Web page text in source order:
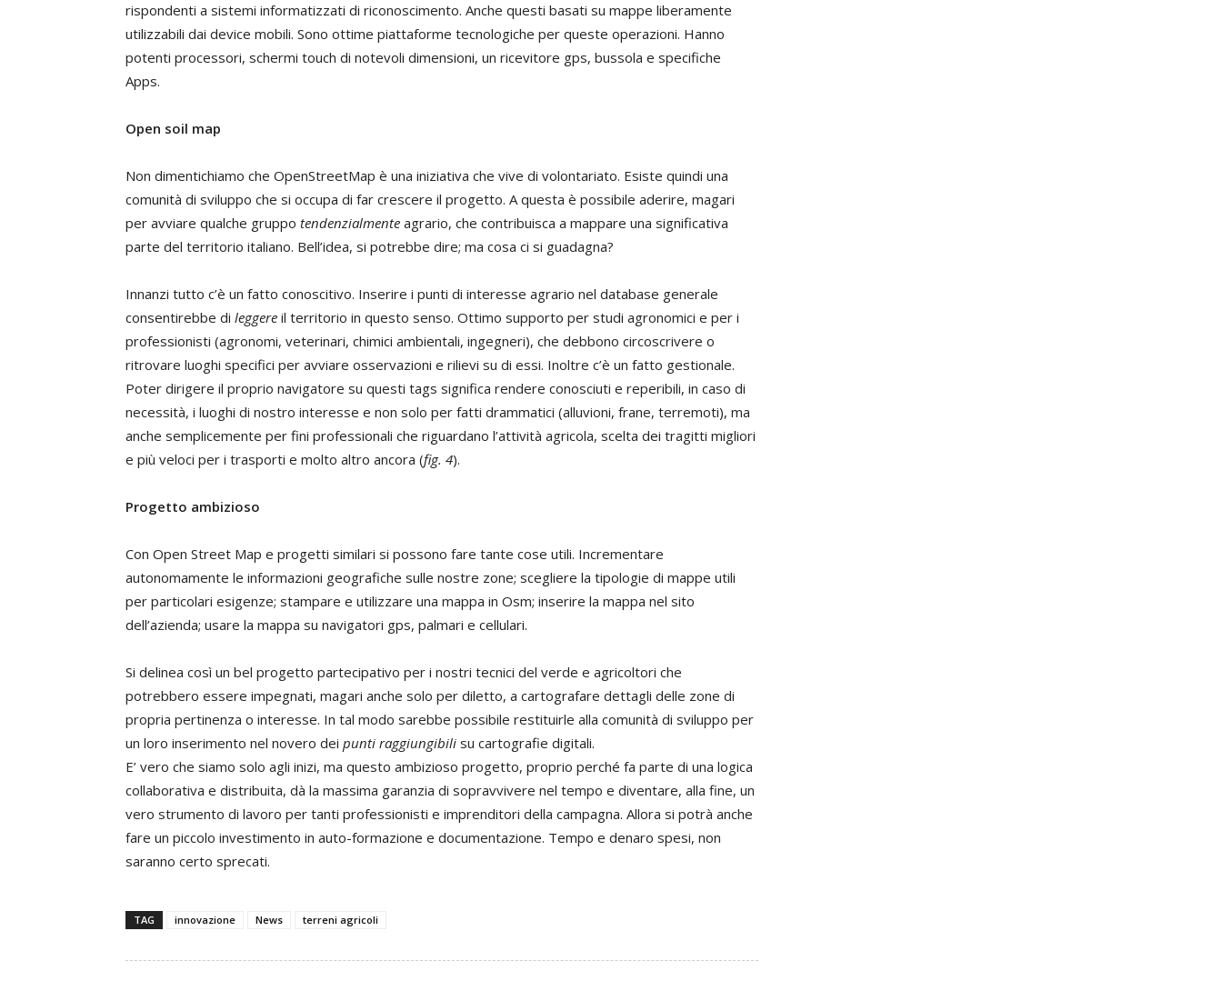
rispondenti a sistemi informatizzati di riconoscimento. Anche questi basati su mappe liberamente
utilizzabili dai device mobili. Sono ottime piattaforme tecnologiche per queste operazioni. Hanno
potenti processori, schermi touch di notevoli dimensioni, un ricevitore gps, bussola e specifiche
Apps.
Open soil map
Non dimentichiamo che OpenStreetMap è una iniziativa che vive di volontariato. Esiste quindi una
comunità di sviluppo che si occupa di far crescere il progetto. A questa è possibile aderire, magari
per avviare qualche gruppo tendenzialmente agrario, che contribuisca a mappare una significativa
parte del territorio italiano. Bell’idea, si potrebbe dire; ma cosa ci si guadagna?
Innanzi tutto c’è un fatto conoscitivo. Inserire i punti di interesse agrario nel database generale
consentirebbe di leggere il territorio in questo senso. Ottimo supporto per studi agronomici e per i
professionisti (agronomi, veterinari, chimici ambientali, ingegneri), che debbono circoscrivere o
ritrovare luoghi specifici per avviare osservazioni e rilievi su di essi. Inoltre c’è un fatto gestionale.
Poter dirigere il proprio navigatore su questi tags significa rendere conosciuti e reperibili, in caso di
necessità, i luoghi di nostro interesse e non solo per fatti drammatici (alluvioni, frane, terremoti), ma
anche semplicemente per fini professionali che riguardano l’attività agricola, scelta dei tragitti migliori
e più veloci per i trasporti e molto altro ancora (fig. 4).
Progetto ambizioso
Con Open Street Map e progetti similari si possono fare tante cose utili. Incrementare
autonomamente le informazioni geografiche sulle nostre zone; scegliere la tipologie di mappe utili
per particolari esigenze; stampare e utilizzare una mappa in Osm; inserire la mappa nel sito
dell’azienda; usare la mappa su navigatori gps, palmari e cellulari.
Si delinea così un bel progetto partecipativo per i nostri tecnici del verde e agricoltori che
potrebbero essere impegnati, magari anche solo per diletto, a cartografare dettagli delle zone di
propria pertinenza o interesse. In tal modo sarebbe possibile restituirle alla comunità di sviluppo per
un loro inserimento nel novero dei punti raggiungibili su cartografie digitali.
E’ vero che siamo solo agli inizi, ma questo ambizioso progetto, proprio perché fa parte di una logica
collaborativa e distribuita, dà la massima garanzia di sopravvivere nel tempo e diventare, alla fine, un
vero strumento di lavoro per tanti professionisti e imprenditori della campagna. Allora si potrà anche
fare un piccolo investimento in auto-formazione e documentazione. Tempo e denaro spesi, non
saranno certo sprecati.
TAG innovazione News terreni agricoli